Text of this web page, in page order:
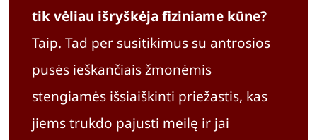
tik vėliau išryškėja fiziniame kūne?
Taip. Tad per susitikimus su antrosios
pusės ieškančiais žmonėmis
stengiamės išsiaiškinti priežastis, kas
jiems trukdo pajusti meilę ir jai